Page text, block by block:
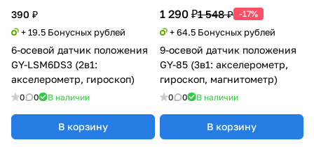
390 ₽
+ 19.5 Бонусных рублей
6-осевой датчик положения
GY-LSM6DS3 (2в1:
акселерометр, гироскоп)
0 0 В наличии
В корзину
1 290 ₽1 548 ₽ -17%
+ 64.5 Бонусных рублей
9-осевой датчик положения
GY-85 (3в1: акселерометр,
гироскоп, магнитометр)
0 0 В наличии
В корзину